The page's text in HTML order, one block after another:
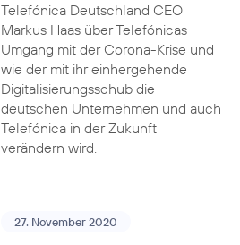
Telefónica Deutschland CEO
Markus Haas über Telefónicas
Umgang mit der Corona-Krise und
wie der mit ihr einhergehende
Digitalisierungsschub die
deutschen Unternehmen und auch
Telefónica in der Zukunft
verändern wird.
27. November 2020